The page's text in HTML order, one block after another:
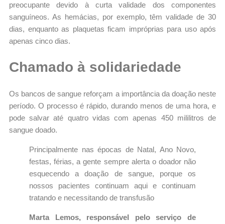
preocupante devido à curta validade dos componentes
sanguíneos. As hemácias, por exemplo, têm validade de 30
dias, enquanto as plaquetas ficam impróprias para uso após
apenas cinco dias.
Chamado à solidariedade
Os bancos de sangue reforçam a importância da doação neste
período. O processo é rápido, durando menos de uma hora, e
pode salvar até quatro vidas com apenas 450 mililitros de
sangue doado.
Principalmente nas épocas de Natal, Ano Novo,
festas, férias, a gente sempre alerta o doador não
esquecendo a doação de sangue, porque os
nossos pacientes continuam aqui e continuam
tratando e necessitando de transfusão
Marta Lemos, responsável pelo serviço de